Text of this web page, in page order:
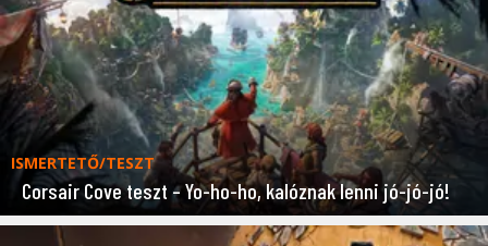
ISMERTETŐ/TESZT
Corsair Cove teszt – Yo-ho-ho, kalóznak lenni jó-jó-jó!